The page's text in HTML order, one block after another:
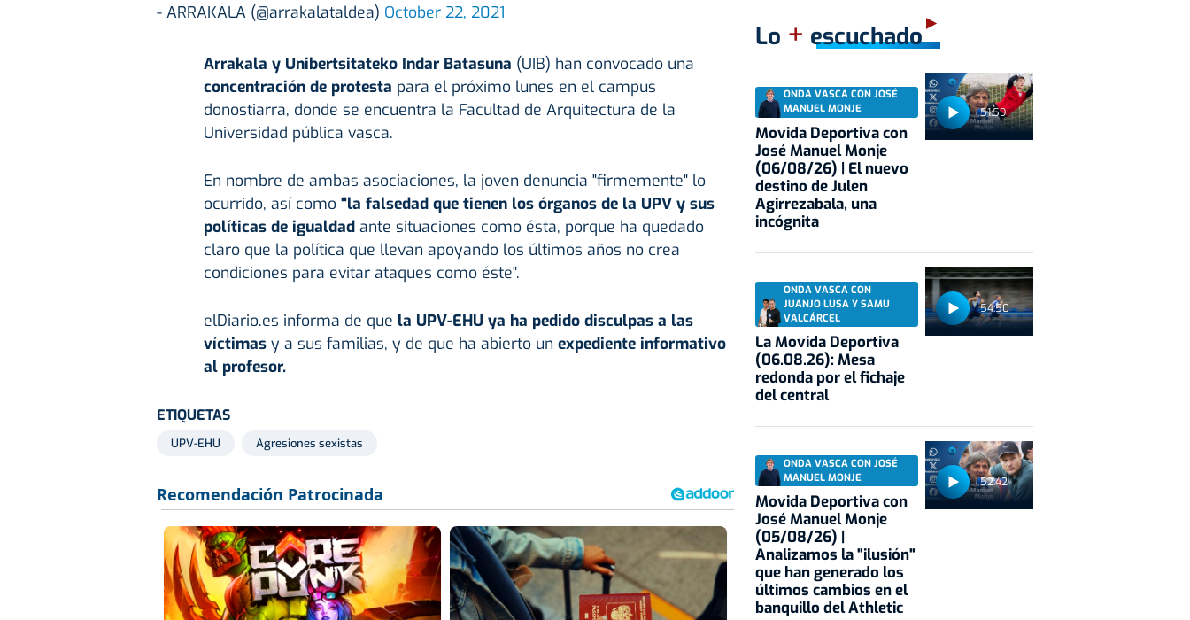
- ARRAKALA (@arrakalataldea) October 22, 2021
Arrakala y Unibertsitateko Indar Batasuna (UIB) han convocado una
concentración de protesta para el próximo lunes en el campus
donostiarra, donde se encuentra la Facultad de Arquitectura de la
Universidad pública vasca.
En nombre de ambas asociaciones, la joven denuncia "firmemente" lo
ocurrido, así como "la falsedad que tienen los órganos de la UPV y sus
políticas de igualdadante situaciones como ésta, porque ha quedado
claro que la política que llevan apoyando los últimos años no crea
condiciones para evitar ataques como éste".
elDiario.es informa de que la UPV-EHU ya ha pedido disculpas a las
víctimasy a sus familias, y de que ha abierto un expediente informativo
al profesor.
ETIQUETAS
UPV-EHU Agresiones sexistas
Lo + escuchado
51:59
ONDA VASCA CON JOSÉ
MANUEL MONJE
Movida Deportiva con
José Manuel Monje
(06/08/26) | El nuevo
destino de Julen
Agirrezabala, una
incógnita
54:50
ONDA VASCA CON
JUANJO LUSA Y SAMU
VALCÁRCEL
La Movida Deportiva
(06.08.26): Mesa
redonda por el fichaje
del central
52:42
ONDA VASCA CON JOSÉ
MANUEL MONJE
Movida Deportiva con
José Manuel Monje
(05/08/26) |
Analizamos la "ilusión"
que han generado los
últimos cambios en el
banquillo del Athletic